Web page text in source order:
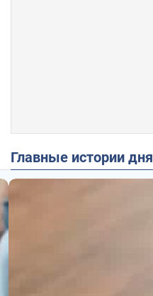
Главные истории дня